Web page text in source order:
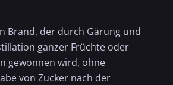
Brand, der durch Gärung und
ganzer Früchte oder
gewonnen wird, ohne
von Zucker nach der